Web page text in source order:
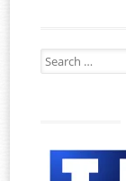
Search
for: